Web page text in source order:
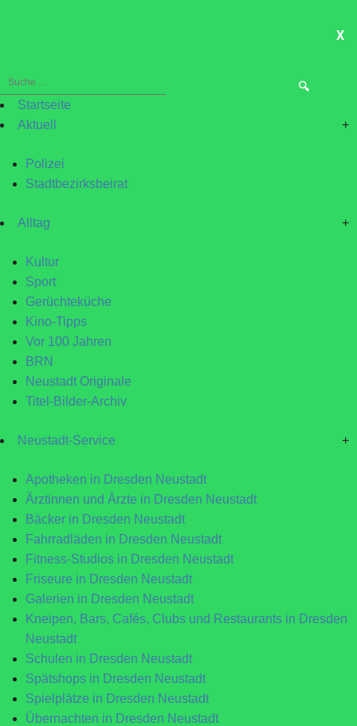
X
Suche
nach:Startseite
Aktuell
+
Polizei
Stadtbezirksbeirat
Alltag +
Kultur
Sport
Gerüchteküche
Kino-Tipps
Vor 100 Jahren
BRN
Neustadt Originale
Titel-Bilder-Archiv
Neustadt-Service +
Apotheken in Dresden Neustadt
Ärztinnen und Ärzte in Dresden Neustadt
Bäcker in Dresden Neustadt
Fahrradläden in Dresden Neustadt
Fitness-Studios in Dresden Neustadt
Friseure in Dresden Neustadt
Galerien in Dresden Neustadt
Kneipen, Bars, Cafés, Clubs und Restaurants in Dresden
Neustadt
Schulen in Dresden Neustadt
Spätshops in Dresden Neustadt
Spielplätze in Dresden Neustadt
Übernachten in Dresden Neustadt